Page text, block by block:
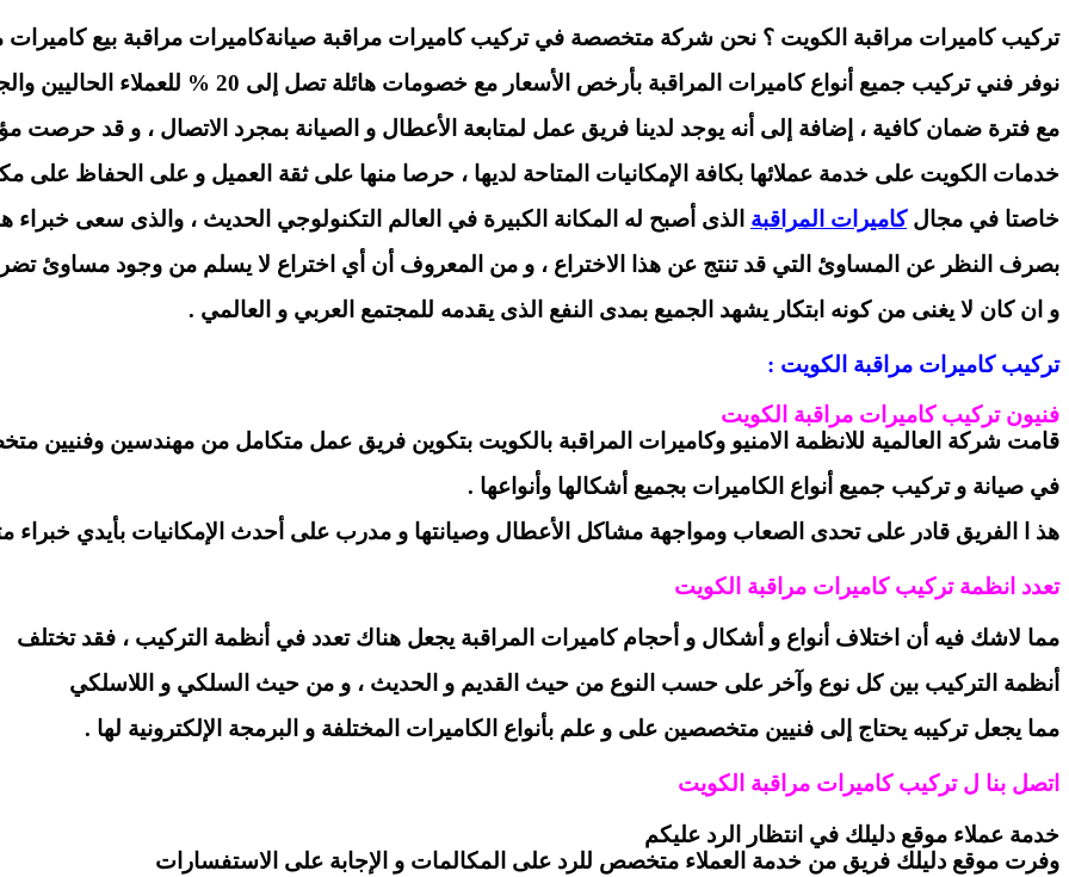
تركيب كاميرات مراقبة الكويت ؟ نحن شركة متخصصة في تركيب كاميرات مراقبة صيانةكاميرات مراقبة بيع كاميرات
نوفر فني تركيب جميع أنواع كاميرات المراقبة بأرخص الأسعار مع خصومات هائلة تصل إلى 20 % للعملاء الحاليين والجدد .
مع فترة ضمان كافية ، إضافة إلى أنه يوجد لدينا فريق عمل لمتابعة الأعطال و الصيانة بمجرد الاتصال ، و قد حرصت
خدمات الكويت على خدمة عملائها بكافة الإمكانيات المتاحة لديها ، حرصا منها على ثقة العميل و على الحفاظ على
خاصتا في مجالكاميرات المراقبة الذى أصبح له المكانة الكبيرة في العالم التكنولوجي الحديث ، والذى سعى خبراء
بصرف النظر عن المساوئ التي قد تنتج عن هذا الاختراع ، و من المعروف أن أي اختراع لا يسلم من وجود مساوئ تضر
و ان كان لا يغنى من كونه ابتكار يشهد الجميع بمدى النفع الذى يقدمه للمجتمع العربي و العالمي .
تركيب كاميرات مراقبة الكويت :
فنيون تركيب كاميرات مراقبة الكويت
قامت شركة العالمية للانظمة الامنيو وكاميرات المراقبة بالكويت بتكوين فريق عمل متكامل من مهندسين وفنيين
في صيانة و تركيب جميع أنواع الكاميرات بجميع أشكالها وأنواعها .
هذ ا الفريق قادر على تحدى الصعاب ومواجهة مشاكل الأعطال وصيانتها و مدرب على أحدث الإمكانيات بأيدي
تعدد انظمة تركيب كاميرات مراقبة الكويت
مما لاشك فيه أن اختلاف أنواع و أشكال و أحجام كاميرات المراقبة يجعل هناك تعدد في أنظمة التركيب ، فقد تختلف
أنظمة التركيب بين كل نوع وآخر على حسب النوع من حيث القديم و الحديث ، و من حيث السلكي و اللاسلكي
مما يجعل تركيبه يحتاج إلى فنيين متخصصين على و علم بأنواع الكاميرات المختلفة و البرمجة الإلكترونية لها .
اتصل بنا ل تركيب كاميرات مراقبة الكويت
خدمة عملاء موقع دليلك في انتظار الرد عليكم
وفرت موقع دليلك فريق من خدمة العملاء متخصص للرد على المكالمات و الإجابة على الاستفسارات